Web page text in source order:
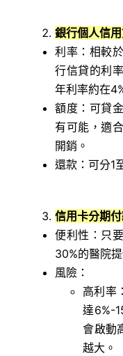
銀行個人信
利率：相較
行信貸的利
年利率約在
額度：可貸
有可能，適
開銷。
還款：可分1
信用卡分期
便利性：只
30%的醫院
風險：
高利率
達6%-
會啟動
越大。